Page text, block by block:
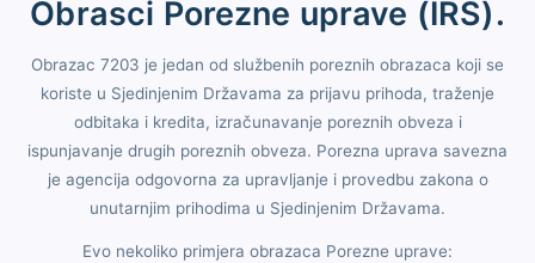
Obrasci Porezne uprave (IRS).
Obrazac 7203 je jedan od službenih poreznih obrazaca koji se
koriste u Sjedinjenim Državama za prijavu prihoda, traženje
odbitaka i kredita, izračunavanje poreznih obveza i
ispunjavanje drugih poreznih obveza. Porezna uprava savezna
je agencija odgovorna za upravljanje i provedbu zakona o
unutarnjim prihodima u Sjedinjenim Državama.
Evo nekoliko primjera obrazaca Porezne uprave: